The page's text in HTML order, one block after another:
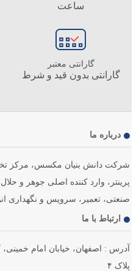
ساعت
گارانتی معتبر
گارانتی بدون قید و شرط
درباره ما
شرکت دانش بنیان مکسس، مرکز
پرینتر، وارد کننده اصلی جوهر و حلال
صنعتی، تعمیر، سرویس و نگهداری
ارتباط با ما
پلاک ۴